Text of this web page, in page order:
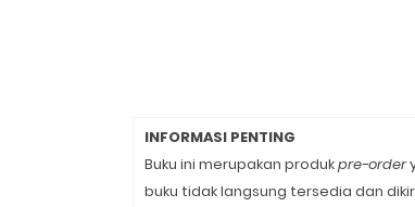
INFORMASI PENTING
Buku ini merupakan produkpre-order
buku tidak langsung tersedia dan